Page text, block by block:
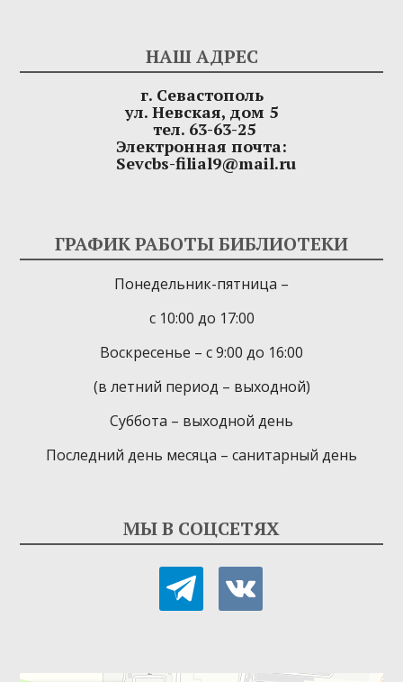
НАШ АДРЕС
г. Севастополь
ул. Невская, дом 5
тел. 63-63-25
Электронная почта:
Sevcbs-filial9@mail.ru
ГРАФИК РАБОТЫ БИБЛИОТЕКИ
Понедельник-пятница –
с 10:00 до 17:00
Воскресенье – с 9:00 до 16:00
(в летний период – выходной)
Суббота – выходной день
Последний день месяца – санитарный день
МЫ В СОЦСЕТЯХ
telegramvkontakte